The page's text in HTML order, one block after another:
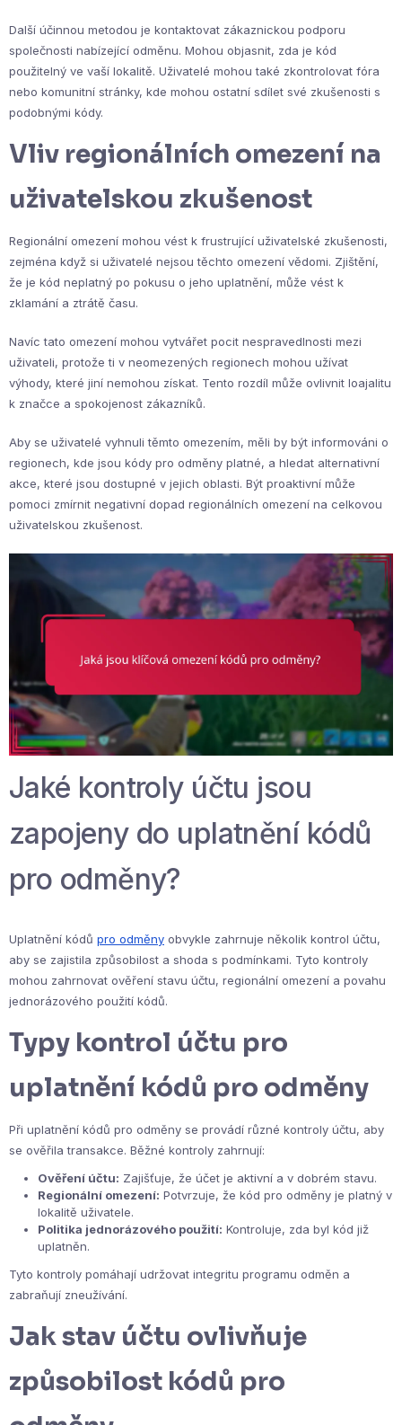
Další účinnou metodou je kontaktovat zákaznickou podporu
společnosti nabízející odměnu. Mohou objasnit, zda je kód
použitelný ve vaší lokalitě. Uživatelé mohou také zkontrolovat fóra
nebo komunitní stránky, kde mohou ostatní sdílet své zkušenosti s
podobnými kódy.
Vliv regionálních omezení na
uživatelskou zkušenost
Regionální omezení mohou vést k frustrující uživatelské zkušenosti,
zejména když si uživatelé nejsou těchto omezení vědomi. Zjištění,
že je kód neplatný po pokusu o jeho uplatnění, může vést k
zklamání a ztrátě času.
Navíc tato omezení mohou vytvářet pocit nespravedlnosti mezi
uživateli, protože ti v neomezených regionech mohou užívat
výhody, které jiní nemohou získat. Tento rozdíl může ovlivnit loajalitu
k značce a spokojenost zákazníků.
Aby se uživatelé vyhnuli těmto omezením, měli by být informováni o
regionech, kde jsou kódy pro odměny platné, a hledat alternativní
akce, které jsou dostupné v jejich oblasti. Být proaktivní může
pomoci zmírnit negativní dopad regionálních omezení na celkovou
uživatelskou zkušenost.
Jaké kontroly účtu jsou
zapojeny do uplatnění kódů
pro odměny?
Uplatnění kódů pro odměny obvykle zahrnuje několik kontrol účtu,
aby se zajistila způsobilost a shoda s podmínkami. Tyto kontroly
mohou zahrnovat ověření stavu účtu, regionální omezení a povahu
jednorázového použití kódů.
Typy kontrol účtu pro
uplatnění kódů pro odměny
Při uplatnění kódů pro odměny se provádí různé kontroly účtu, aby
se ověřila transakce. Běžné kontroly zahrnují:
Ověření účtu: Zajišťuje, že účet je aktivní a v dobrém stavu.
Regionální omezení: Potvrzuje, že kód pro odměny je platný v
lokalitě uživatele.
Politika jednorázového použití: Kontroluje, zda byl kód již
uplatněn.
Tyto kontroly pomáhají udržovat integritu programu odměn a
zabraňují zneužívání.
Jak stav účtu ovlivňuje
způsobilost kódů pro